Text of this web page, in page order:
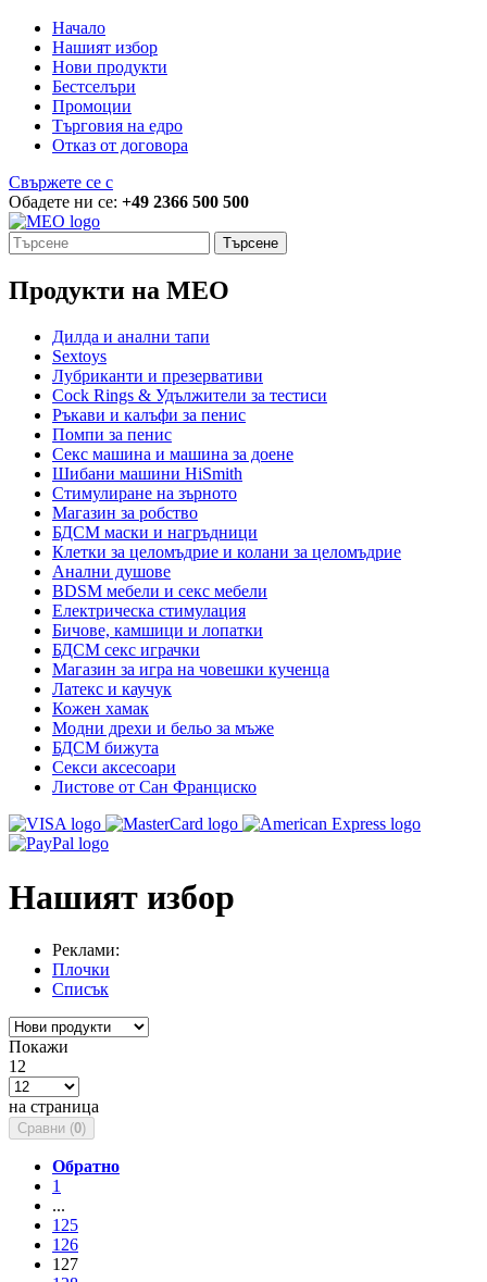
Начало
Нашият избор
Нови продукти
Бестселъри
Промоции
Търговия на едро
Отказ от договора
Свържете се с
Обадете ни се: +49 2366 500 500
Търсене
Продукти на MEO
Дилда и анални тапи
Sextoys
Лубриканти и презервативи
Cock Rings & Удължители за тестиси
Ръкави и калъфи за пенис
Помпи за пенис
Секс машина и машина за доене
Шибани машини HiSmith
Стимулиране на зърното
Магазин за робство
БДСМ маски и нагръдници
Клетки за целомъдрие и колани за целомъдрие
Анални душове
BDSM мебели и секс мебели
Електрическа стимулация
Бичове, камшици и лопатки
БДСМ секс играчки
Магазин за игра на човешки кученца
Латекс и каучук
Кожен хамак
Модни дрехи и бельо за мъже
БДСМ бижута
Секси аксесоари
Листове от Сан Франциско
Нашият избор
Реклами:
Плочки
Списък
Покажи
12
на страница
Сравни (0)
Обратно
1
...
125
126
127